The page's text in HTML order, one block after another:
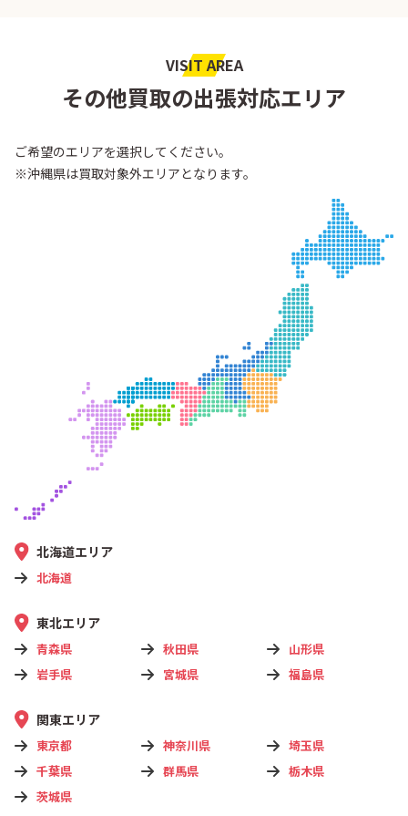
VISIT AREA
その他買取の出張対応エリア
ご希望のエリアを選択してください。
※沖縄県は買取対象外エリアとなります。
北海道エリア
北海道
東北エリア
青森県 秋田県
山形県
岩手県
宮城県 福島県
関東エリア
東京都 神奈川県
埼玉県
千葉県
群馬県
栃木県
茨城県